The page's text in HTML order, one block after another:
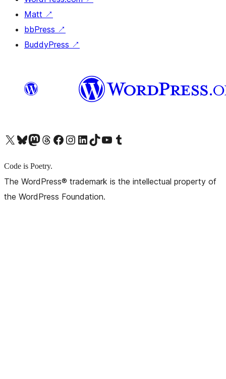
Matt ↗
bbPress ↗
BuddyPress ↗
X (旧 Twitter) アカウントへBluesky アカウントへMastodon アカウントへThreads アカウントへ Facebook ページへInstagram アカウントへ LinkedIn アカウントへTikTok アカウントへYouTube チャンネルへ Tumblr アカウントへ
Code is Poetry.
The WordPress® trademark is the intellectual property of
the WordPress Foundation.